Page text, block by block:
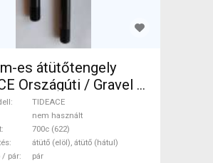
es átütőtengely
Országúti / Gravel /
Alkatrész, Országúti
Felni / Gumi 700c
használt ELADÓ
TIDEACE
nem használt
700c (622)
átütő (elöl), átütő (hátul)
/ pár
pár